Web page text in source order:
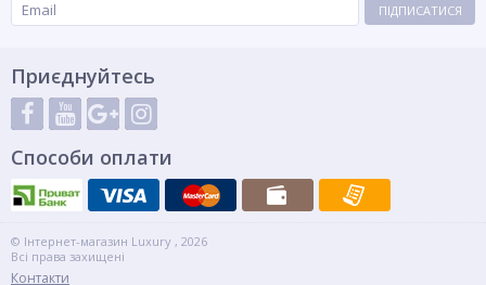
ПІДПИСАТИСЯ
Приєднуйтесь
Способи оплати
© Інтернет-магазин Luxury , 2026
Всі права захищені
Контакти